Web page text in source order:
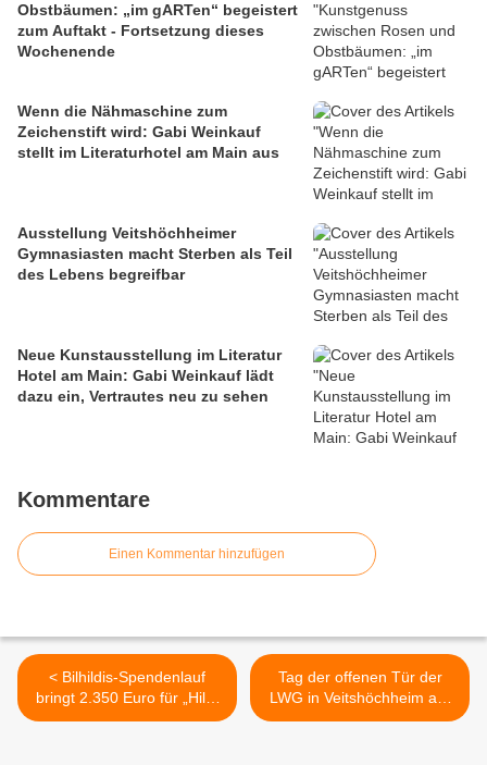
Obstbäumen: „im gARTen“ begeistert
zum Auftakt - Fortsetzung dieses
Wochenende
Wenn die Nähmaschine zum
Zeichenstift wird: Gabi Weinkauf
stellt im Literaturhotel am Main aus
Ausstellung Veitshöchheimer
Gymnasiasten macht Sterben als Teil
des Lebens begreifbar
Neue Kunstausstellung im Literatur
Hotel am Main: Gabi Weinkauf lädt
dazu ein, Vertrautes neu zu sehen
Kommentare
Einen Kommentar hinzufügen
< Bilhildis-Spendenlauf
bringt 2.350 Euro für „Hilfe
durch Spaß“
Tag der offenen Tür der
LWG in Veitshöchheim am
5. Juli: Vielfalt und